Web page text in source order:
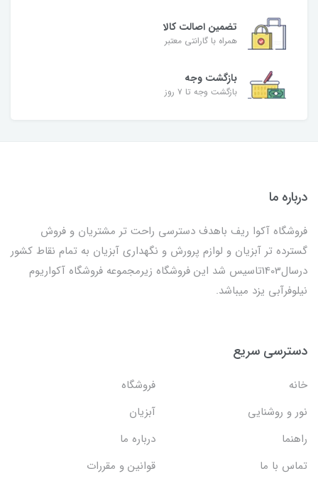
تضمین اصالت کالا
همراه با گارانتی معتبر
بازگشت وجه
بازگشت وجه تا ۷ روز
درباره ما
فروشگاه آکوا ریف باهدف دسترسی راحت تر مشتریان و فروش
گسترده تر آبزیان و لوازم پرورش و نگهداری آبزیان به تمام نقاط کشور
درسال1403تاسیس شد این فروشگاه زیرمجموعه فروشگاه آکواریوم
نیلوفرآبی یزد میباشد.
دسترسی سریع
خانه
فروشگاه
نور و روشنایی
آبزیان
راهنما
درباره ما
تماس با ما
قوانین و مقررات